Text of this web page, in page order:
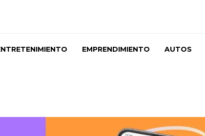
EMPRENDIMIENTO AUTOS